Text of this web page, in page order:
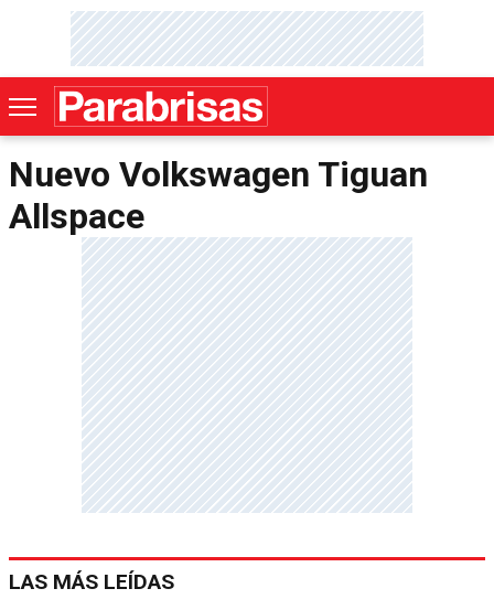
Nuevo Volkswagen Tiguan
Allspace
LAS MÁS LEÍDAS